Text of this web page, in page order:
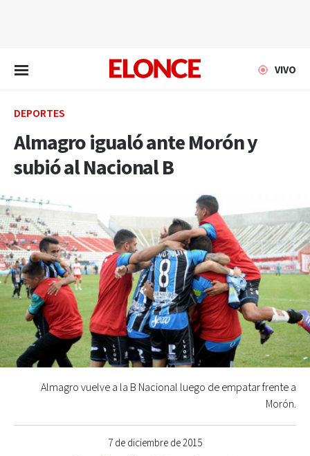
VIVO
DEPORTES
Almagro igualó ante Morón y
subió al Nacional B
7 de diciembre de 2015
Almagro vuelve a la B Nacional luego de empatar frente a
Morón.